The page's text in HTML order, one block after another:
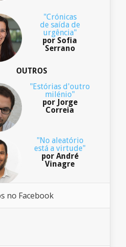
"Crónicas
de saída de
urgência"
por Sofia
Serrano
OUTROS
"Estórias d'outro
milénio"
por Jorge
Correia
"No aleatório
está a virtude"
por André
Vinagre
no Facebook